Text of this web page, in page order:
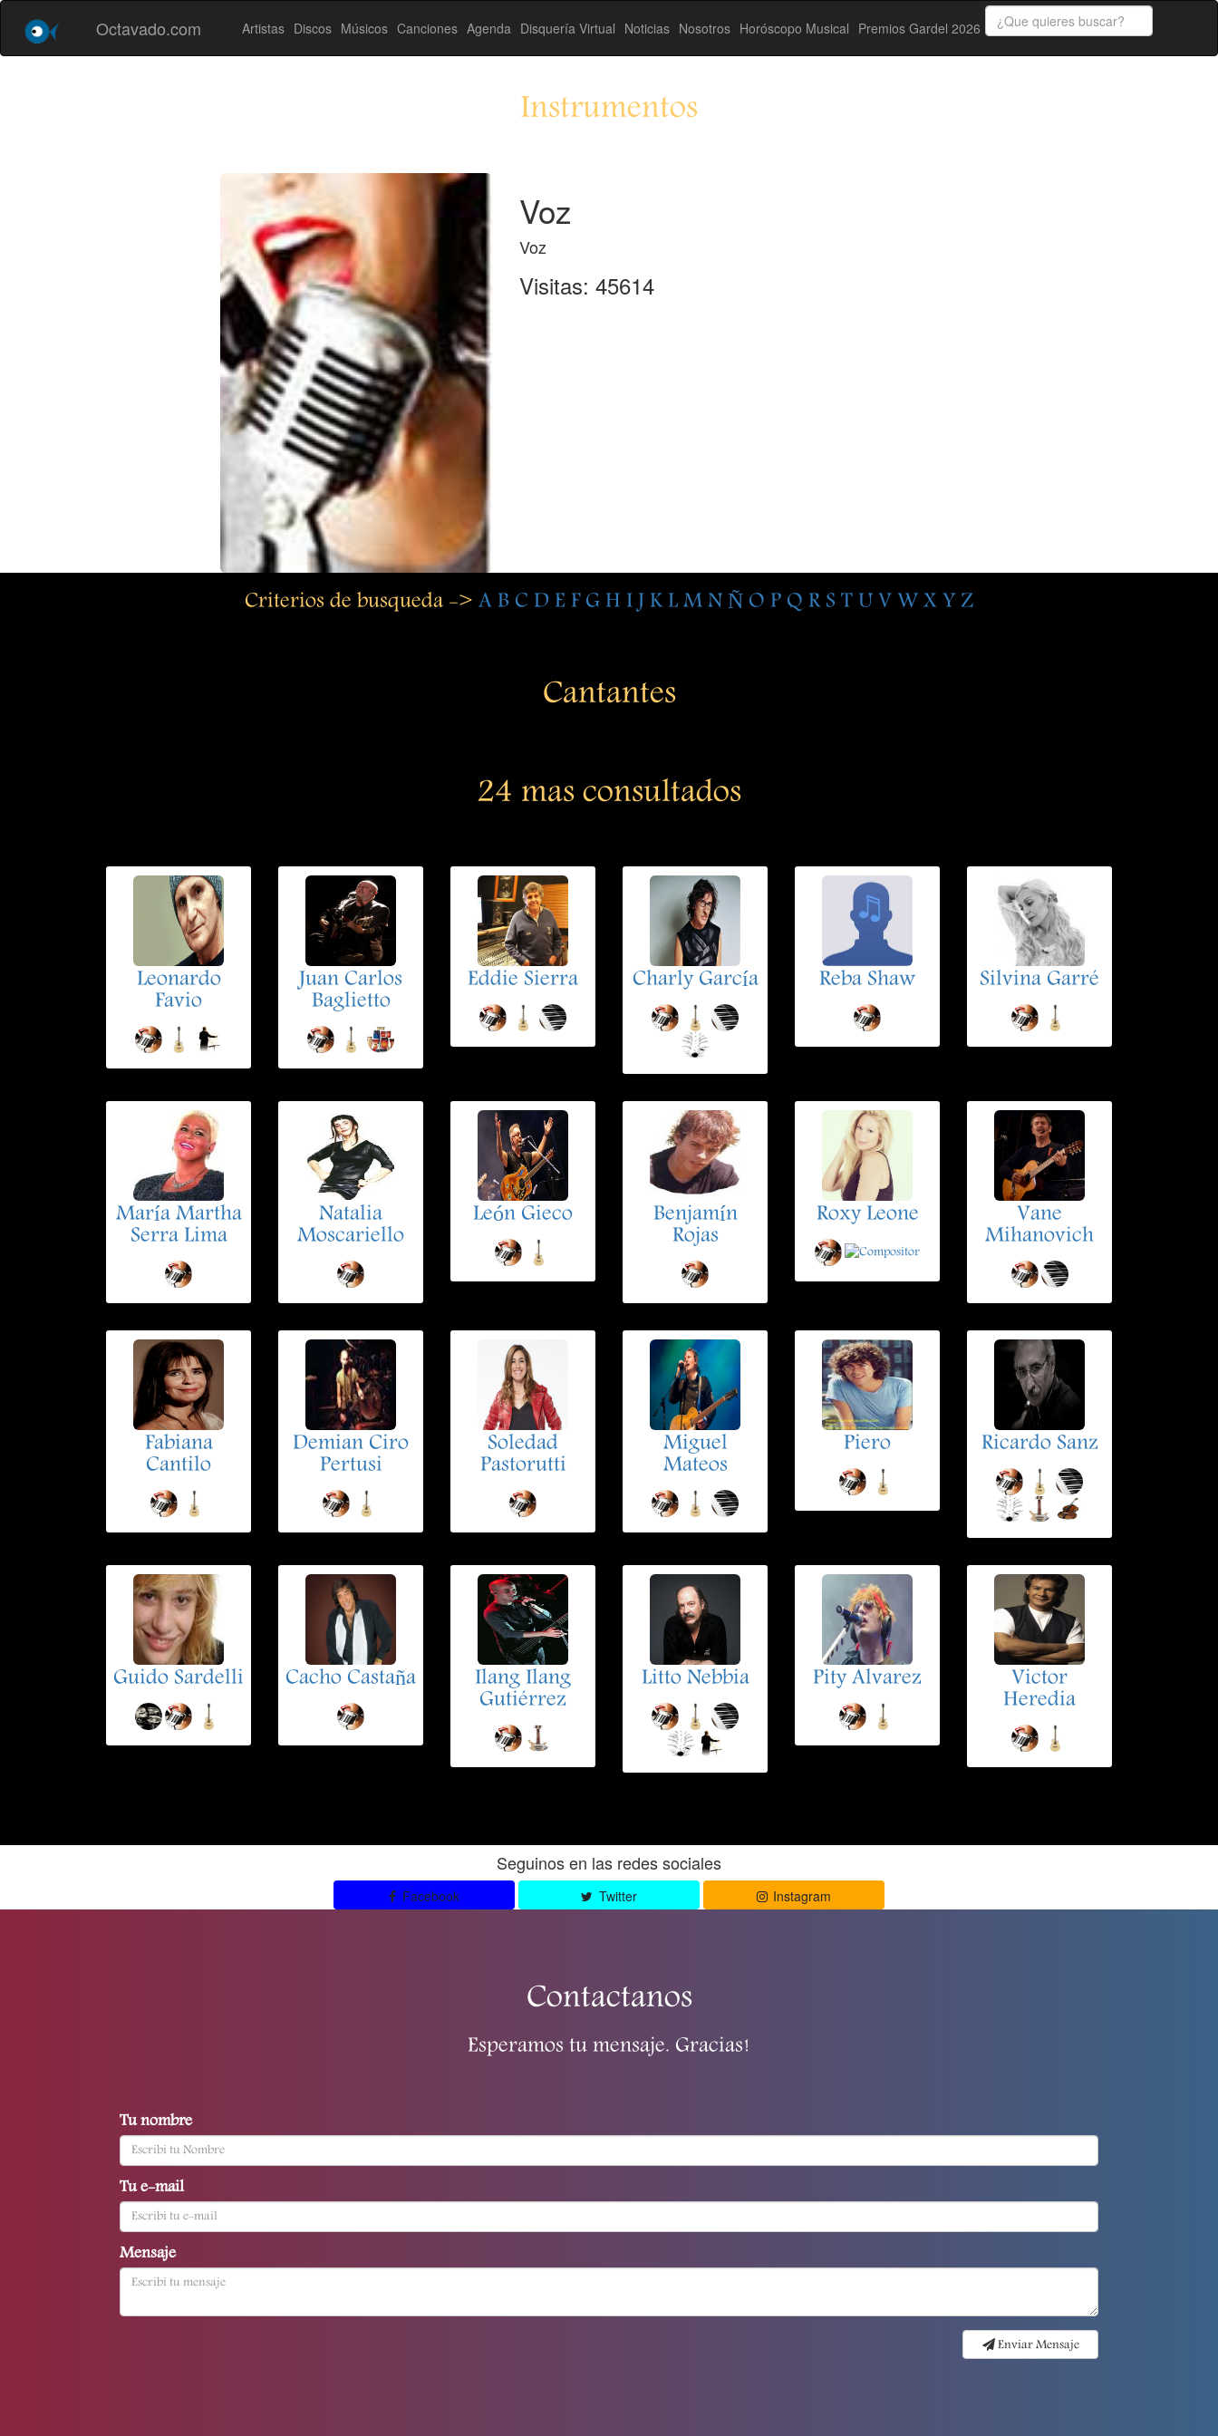
Octavado.com Artistas Discos Músicos Canciones Agenda Disquería Virtual Noticias Nosotros Horóscopo Musical Premios Gardel 2026
Instrumentos
Voz
Voz
Visitas: 45614
Criterios de busqueda -> A B C D E F G H I J K L M N Ñ O P Q R S T U V W X Y Z
Cantantes
24 mas consultados
Leonardo
Favio
Juan Carlos
Baglietto
Eddie Sierra Charly García Reba Shaw Silvina Garré
María Martha
Serra Lima
Natalia
Moscariello
León Gieco
Benjamín
Rojas
Roxy Leone
Vane
Mihanovich
Fabiana
Cantilo
Demian Ciro
Pertusi
Soledad
Pastorutti
Miguel
Mateos
Piero Ricardo Sanz
Guido Sardelli Cacho Castaña
Ilang Ilang
Gutiérrez
Litto Nebbia Pity Alvarez
Victor
Heredia
Seguinos en las redes sociales
Facebook Twitter Instagram
Contactanos
Esperamos tu mensaje. Gracias!
Tu nombre
Tu e-mail
Mensaje
Enviar Mensaje